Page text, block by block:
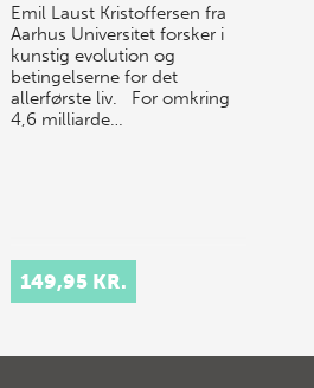
Emil Laust Kristoffersen fra
Aarhus Universitet forsker i
kunstig evolution og
betingelserne for det
allerførste liv. For omkring
4,6 milliarde…
149,95 KR.